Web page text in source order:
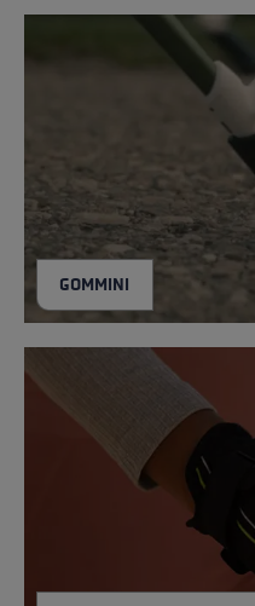
GOMMINI